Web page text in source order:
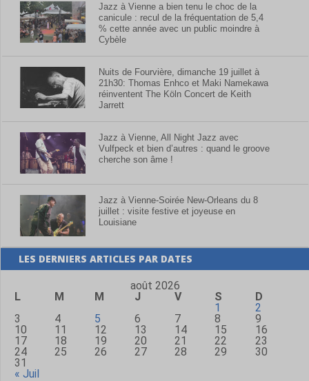
Jazz à Vienne a bien tenu le choc de la
canicule : recul de la fréquentation de 5,4
% cette année avec un public moindre à
Cybèle
Nuits de Fourvière, dimanche 19 juillet à
21h30: Thomas Enhco et Maki Namekawa
réinventent The Köln Concert de Keith
Jarrett
Jazz à Vienne, All Night Jazz avec
Vulfpeck et bien d’autres : quand le groove
cherche son âme !
Jazz à Vienne-Soirée New-Orleans du 8
juillet : visite festive et joyeuse en
Louisiane
LES DERNIERS ARTICLES PAR DATES
août 2026
L
M M J V S
D
1
2
3
4 5 6 7 8
9
10
11 12 13 14 15
16
17
18 19 20 21 22
23
24
25 26 27 28 29
30
31
« Juil